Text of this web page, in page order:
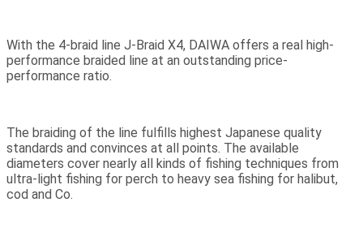
With the 4-braid line J-Braid X4, DAIWA offers a real high-
performance braided line at an outstanding price-
performance ratio.
The braiding of the line fulfills highest Japanese quality
standards and convinces at all points. The available
diameters cover nearly all kinds of fishing techniques from
ultra-light fishing for perch to heavy sea fishing for halibut,
cod and Co.